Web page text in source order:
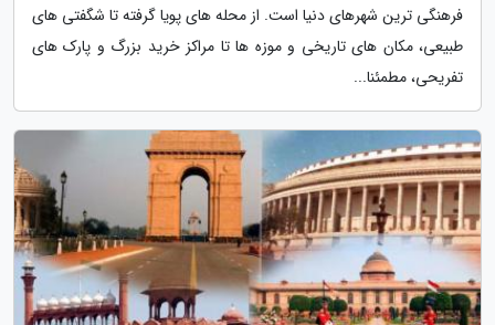
فرهنگی­ ترین شهر­های دنیا است. از محله­ های پویا گرفته تا شگفتی­ های
طبیعی، مکان ­های تاریخی و موزه ­ها تا مراکز خرید بزرگ و پارک­ های
تفریحی، مطمئنا...